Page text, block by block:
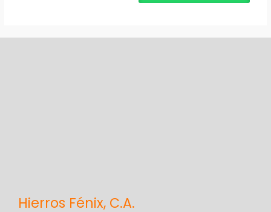
Hierros Fénix, C.A.